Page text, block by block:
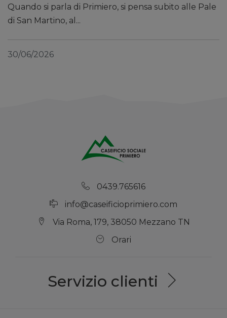
Quando si parla di Primiero, si pensa subito alle Pale
di San Martino, al...
30/06/2026
0439.765616
info@caseificioprimiero.com
Via Roma, 179, 38050 Mezzano TN
Orari
Servizio clienti